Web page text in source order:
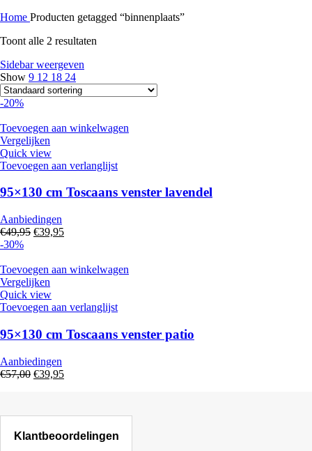
Home Producten getagged “binnenplaats”
Toont alle 2 resultaten
Sidebar weergeven
Show 9 12 18 24
-20%
Toevoegen aan winkelwagen
Vergelijken
Quick view
Toevoegen aan verlanglijst
95×130 cm Toscaans venster lavendel
Aanbiedingen
€49,95 Oorspronkelijke
€49,95.
€39,95Huidige
€39,95.
-30%
Toevoegen aan winkelwagen
Vergelijken
Quick view
Toevoegen aan verlanglijst
95×130 cm Toscaans venster patio
Aanbiedingen
€57,00 Oorspronkelijke
€39,95Huidige